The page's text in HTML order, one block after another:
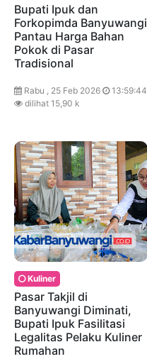
Bupati Ipuk dan
Forkopimda Banyuwangi
Pantau Harga Bahan
Pokok di Pasar
Tradisional
Rabu , 25 Feb 2026
13:59:44
dilihat 15,90 k
Kuliner
Pasar Takjil di
Banyuwangi Diminati,
Bupati Ipuk Fasilitasi
Legalitas Pelaku Kuliner
Rumahan